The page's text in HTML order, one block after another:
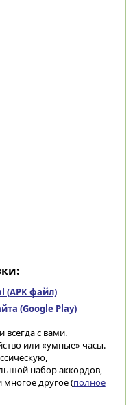
(APK файл)
(Google Play)
всегда с вами.
или «умные» часы.
набор аккордов,
многое другое (полное